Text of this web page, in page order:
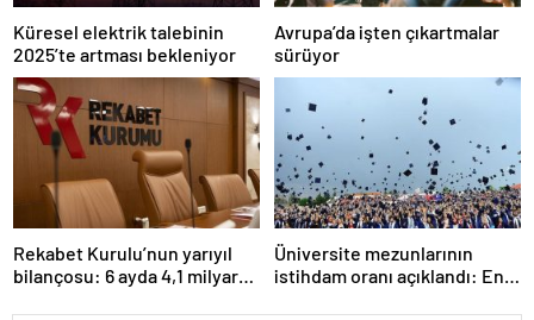
Küresel elektrik talebinin
2025’te artması bekleniyor
Avrupa’da işten çıkartmalar
sürüyor
Rekabet Kurulu’nun yarıyıl
bilançosu: 6 ayda 4,1 milyar
Üniversite mezunlarının
istihdam oranı açıklandı: En